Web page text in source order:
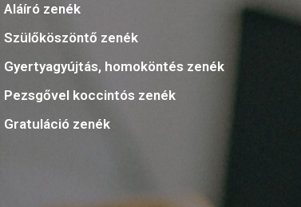
Aláíró zenék
Szülőköszöntő zenék
Gyertyagyújtás, homoköntés zenék
Pezsgővel koccintós zenék
Gratuláció zenék